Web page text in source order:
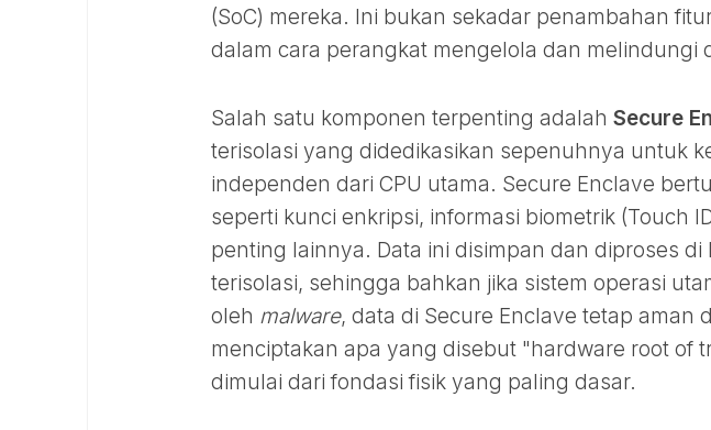
(SoC) mereka. Ini bukan sekadar penambahan
dalam cara perangkat mengelola dan melindungi
Salah satu komponen terpenting adalah Secure
terisolasi yang didedikasikan sepenuhnya untuk
independen dari CPU utama. Secure Enclave
seperti kunci enkripsi, informasi biometrik (Touch
penting lainnya. Data ini disimpan dan diproses
terisolasi, sehingga bahkan jika sistem operasi
oleh malware, data di Secure Enclave tetap aman
menciptakan apa yang disebut "hardware root of
dimulai dari fondasi fisik yang paling dasar.